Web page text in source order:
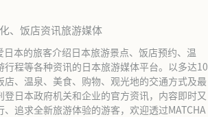
、饭店资讯旅游媒体
日本的旅客介绍日本旅游景点、饭店预约、温
行程等各种资讯的日本旅游媒体平台。以多达10
、温泉、美食、购物、观光地的交通方式及最
日本政府机关和企业的官方资讯，内容即时又
追求全新旅游体验的游客，欢迎透过MATCHA